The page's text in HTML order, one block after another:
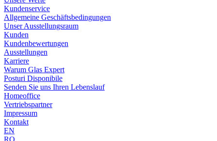
Kundenservice
Allgemeine Geschäftsbedingungen
Unser Ausstellungsraum
Kunden
Kundenbewertungen
Ausstellungen
Karriere
Warum Glas Expert
Posturi Disponibile
Senden Sie uns Ihren Lebenslauf
Homeoffice
Vertriebspartner
Impressum
Kontakt
EN
RO